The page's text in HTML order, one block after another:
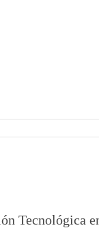
Tecnológica